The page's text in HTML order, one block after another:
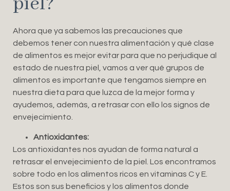
Ahora que ya sabemos las precauciones que
debemos tener con nuestra alimentación y qué clase
de alimentos es mejor evitar para que no perjudique al
estado de nuestra piel, vamos a ver qué grupos de
alimentos es importante que tengamos siempre en
nuestra dieta para que luzca de la mejor forma y
ayudemos, además, a retrasar con ello los signos de
envejecimiento.
Antioxidantes:
Los antioxidantes nos ayudan de forma natural a
retrasar el envejecimiento de la piel. Los encontramos
sobre todo en los alimentos ricos en vitaminas C y E.
Estos son sus beneficios y los alimentos donde